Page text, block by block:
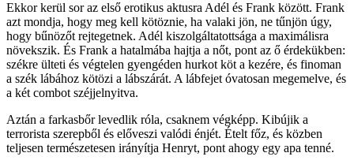
Ekkor kerül sor az első erotikus aktusra Adél és Frank között. Frank
azt mondja, hogy meg kell kötöznie, ha valaki jön, ne tűnjön úgy,
hogy bűnözőt rejtegetnek. Adél kiszolgáltatottsága a maximálisra
növekszik. És Frank a hatalmába hajtja a nőt, pont az ő érdekükben:
székre ülteti és végtelen gyengéden hurkot köt a kezére, és finoman
a szék lábához kötözi a lábszárát. A lábfejet óvatosan megemelve, és
a két combot széjjelnyitva.
Aztán a farkasbőr levedlik róla, csaknem végképp. Kibújik a
terrorista szerepből és előveszi valódi énjét. Ételt főz, és közben
teljesen természetesen irányítja Henryt, pont ahogy egy apa tenné.